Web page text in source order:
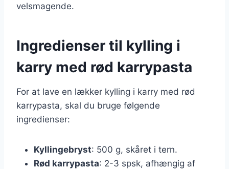
velsmagende.
Ingredienser til kylling i
karry med rød karrypasta
For at lave en lækker kylling i karry med rød
karrypasta, skal du bruge følgende
ingredienser:
Kyllingebryst: 500 g, skåret i tern.
Rød karrypasta: 2-3 spsk, afhængig af